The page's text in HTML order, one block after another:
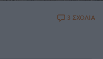
3 ΣΧΟΛΙΑ